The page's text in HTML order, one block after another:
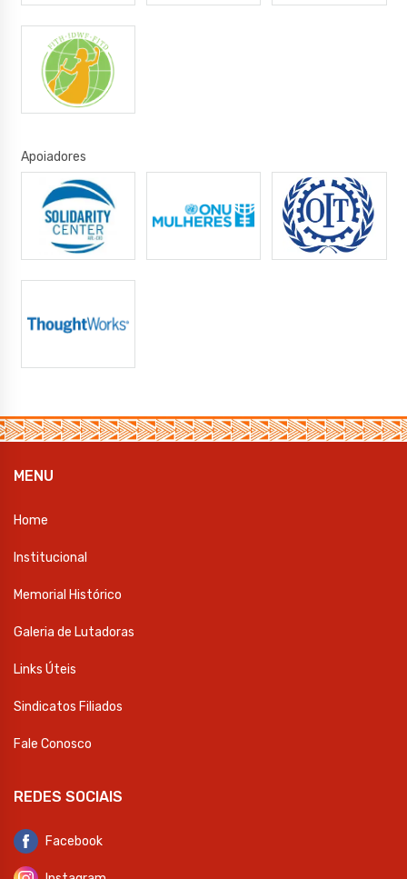
Apoiadores
MENU
Home
Institucional
Memorial Histórico
Galeria de Lutadoras
Links Úteis
Sindicatos Filiados
Fale Conosco
REDES SOCIAIS
Facebook